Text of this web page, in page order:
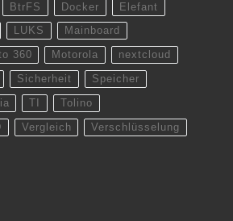
BtrFS Docker Elefant
LUKS Mainboard
360 Motorola nextcloud
Sicherheit Speicher
TI Tolino
Vergleich Verschlüsselung